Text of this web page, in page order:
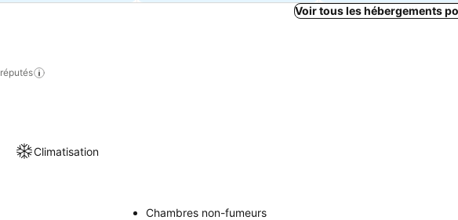
Voir tous les hébergements
réputés
Climatisation
Chambres non-fumeurs